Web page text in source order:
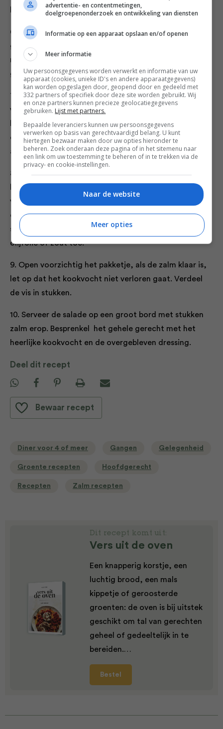
lekker vind.
6. Breng water in een pan aan de kook voor de
groenten. Voeg eerst de broccoli toe en kook de
roosjes 5 minuten. Voeg de sugar snaps toe en kook de
groenten maximaal nog 2 minuten.
7. Giet de groenten meteen af en spoel ze af met koud
water zodat alles een heldergroene kleur houdt en een
beetje knapperig blijft. Doe de gekookte groenten in
een grote kom en voeg hier de spinazie, linzen,
avocado en dille aan toe.
8. Meng alle ingrediënten voor de dressing en schenk
hiervan drie kwart over de salade. Schep alles
voorzichtig om met gebruik van een spatel, let op dat
de avocado en de linzen niet geplet worden. Proef de
salade en voeg indien nodig een beetje meer citroen,
olijfolie of zout toe.
9. Open voorzichtig het pakketje, als de zalm klaar is,
let op dat het kookvocht niet verloren gaat. Verdeel
de vis in stukken.
10. Serveer de salade op een groot bord met stukken
zalm erop. Besprenkel het gehele gerecht met het
heerlijke kookvocht en de overgebleven dressing.
Deel dit recept
Bewaar recept
Diner voor 4 of meer Gangen Gelegenheid
Groente recepten Hoofdgerecht
Recepten Zalm recepten
Dit recept komt uit:
Vers uit de oven
Een knapperig korstje, een
luchtig brood, een mals
kippetje of geroosterde
groenten: de oven is bij uitstek
geschikt om tal van gerechten
geheel of gedeeltelijk in te
bereiden.…
Bestel
advertentie- en contentmetingen,
doelgroepenonderzoek en ontwikkeling van diensten
Informatie op een apparaat opslaan en/of openen
Meer informatie
Uw persoonsgegevens worden verwerkt en informatie van uw
apparaat (cookies, unieke ID's en andere apparaatgegevens)
kan worden opgeslagen door, geopend door en gedeeld met
332 partners of specifiek door deze site worden gebruikt. Wij
en onze partners kunnen precieze geolocatiegegevens
gebruiken. Lijst met partners.
Bepaalde leveranciers kunnen uw persoonsgegevens
verwerken op basis van gerechtvaardigd belang. U kunt
hiertegen bezwaar maken door uw opties hieronder te
beheren. Zoek onderaan deze pagina of in het sitemenu naar
een link om uw toestemming te beheren of in te trekken via de
privacy- en cookie-instellingen.
Naar de website
Meer opties